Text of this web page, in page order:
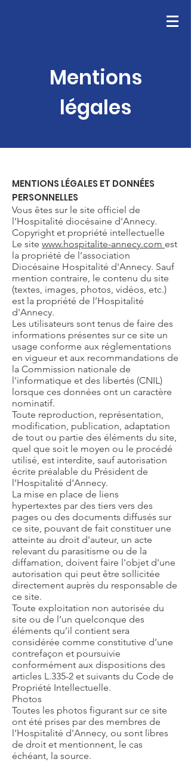
Mentions
légales
MENTIONS LÉGALES ET DONNÉES
PERSONNELLES
Vous êtes sur le site officiel de
l’Hospitalité diocésaine d'Annecy.
Copyright et propriété intellectuelle
Le site www.hospitalite-annecy.com est
la propriété de l’association
Diocésaine Hospitalité d'Annecy. Sauf
mention contraire, le contenu du site
(textes, images, photos, vidéos, etc.)
est la propriété de l’Hospitalité
d'Annecy.
Les utilisateurs sont tenus de faire des
informations présentes sur ce site un
usage conforme aux réglementations
en vigueur et aux recommandations de
la Commission nationale de
l'informatique et des libertés (CNIL)
lorsque ces données ont un caractère
nominatif.
Toute reproduction, représentation,
modification, publication, adaptation
de tout ou partie des éléments du site,
quel que soit le moyen ou le procédé
utilisé, est interdite, sauf autorisation
écrite préalable du Président de
l’Hospitalité d'Annecy.
La mise en place de liens
hypertextes par des tiers vers des
pages ou des documents diffusés sur
ce site, pouvant de fait constituer une
atteinte au droit d'auteur, un acte
relevant du parasitisme ou de la
diffamation, doivent faire l'objet d'une
autorisation qui peut être sollicitée
directement auprès du responsable de
ce site.
Toute exploitation non autorisée du
site ou de l’un quelconque des
éléments qu’il contient sera
considérée comme constitutive d’une
contrefaçon et poursuivie
conformément aux dispositions des
articles L.335-2 et suivants du Code de
Propriété Intellectuelle.
Photos
Toutes les photos figurant sur ce site
ont été prises par des membres de
l’Hospitalité d'Annecy, ou sont libres
de droit et mentionnent, le cas
échéant, la source.